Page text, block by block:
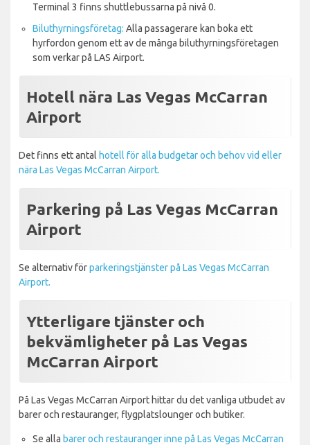
Terminal 3 finns shuttlebussarna på nivå 0.
Biluthyrningsföretag: Alla passagerare kan boka ett
hyrfordon genom ett av de många biluthyrningsföretagen
som verkar på LAS Airport.
Hotell nära Las Vegas McCarran
Airport
Det finns ett antal hotell för alla budgetar och behov vid eller
nära Las Vegas McCarran Airport.
Parkering på Las Vegas McCarran
Airport
Se alternativ förparkeringstjänster på Las Vegas McCarran
Airport.
Ytterligare tjänster och
bekvämligheter på Las Vegas
McCarran Airport
På Las Vegas McCarran Airport hittar du det vanliga utbudet av
barer och restauranger, flygplatslounger och butiker.
Se alla barer och restauranger inne på Las Vegas McCarran